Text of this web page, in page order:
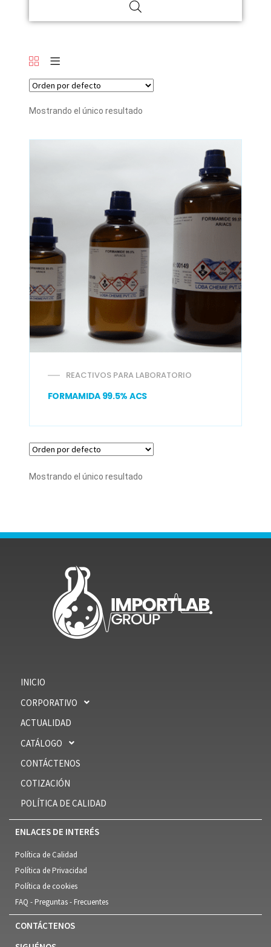
Mostrando el único resultado
REACTIVOS PARA LABORATORIO
FORMAMIDA 99.5% ACS
Mostrando el único resultado
INICIO
CORPORATIVO
ACTUALIDAD
CATÁLOGO
CONTÁCTENOS
COTIZACIÓN
POLÍTICA DE CALIDAD
ENLACES DE INTERÉS
Política de Calidad
Política de Privacidad
Política de cookies
FAQ - Preguntas - Frecuentes
CONTÁCTENOS